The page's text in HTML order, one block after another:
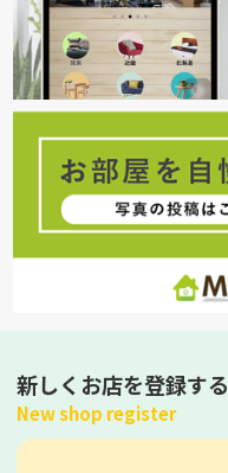
新しくお店を登録する
New shop register